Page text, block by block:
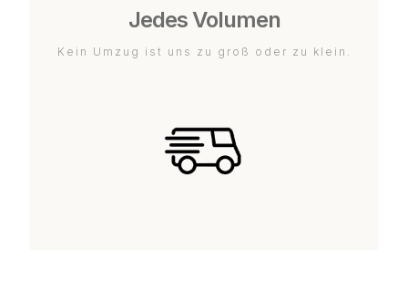
Jedes Volumen
Kein Umzug ist uns zu groß oder zu klein.